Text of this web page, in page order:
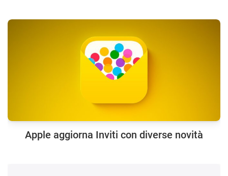
Apple aggiorna Inviti con diverse novità